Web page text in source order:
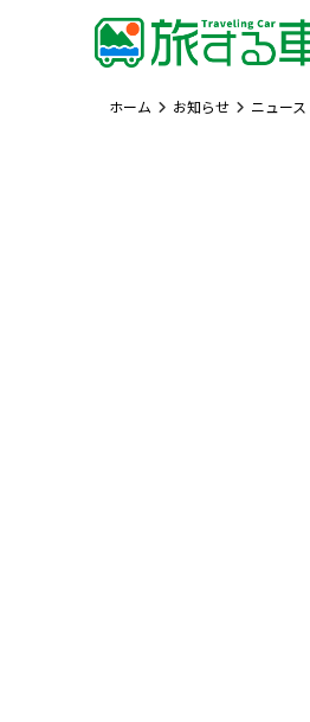
ホーム お知らせ ニュース